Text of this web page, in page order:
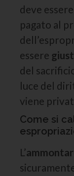
deve
pagato al
essere
del
luce del
viene
Come si
L’